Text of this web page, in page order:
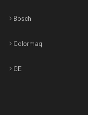
Bosch
Colormaq
GE